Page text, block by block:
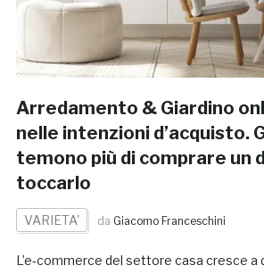
Arredamento & Giardino
nelle intenzioni d’acquisto.
temono più di comprare un
toccarlo
VARIETA' da Giacomo Franceschini
L’e‑commerce del settore casa cresce a